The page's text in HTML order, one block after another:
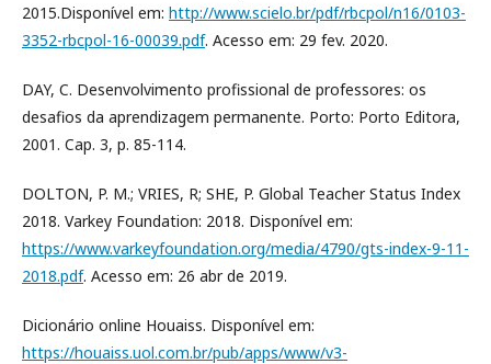
2015.Disponível em: http://www.scielo.br/pdf/rbcpol/n16/0103-
3352-rbcpol-16-00039.pdf. Acesso em: 29 fev. 2020.
DAY, C. Desenvolvimento profissional de professores: os
desafios da aprendizagem permanente. Porto: Porto Editora,
2001. Cap. 3, p. 85-114.
DOLTON, P. M.; VRIES, R; SHE, P. Global Teacher Status Index
2018. Varkey Foundation: 2018. Disponível em:
https://www.varkeyfoundation.org/media/4790/gts-index-9-11-
2018.pdf. Acesso em: 26 abr de 2019.
Dicionário online Houaiss. Disponível em:
https://houaiss.uol.com.br/pub/apps/www/v3-